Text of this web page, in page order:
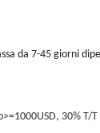
da 7-45 giorni
30%